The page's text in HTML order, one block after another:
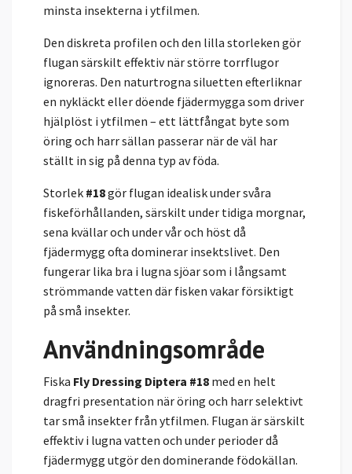
minsta insekterna i ytfilmen.
Den diskreta profilen och den lilla storleken gör
flugan särskilt effektiv när större torrflugor
ignoreras. Den naturtrogna siluetten efterliknar
en nykläckt eller döende fjädermygga som driver
hjälplöst i ytfilmen – ett lättfångat byte som
öring och harr sällan passerar när de väl har
ställt in sig på denna typ av föda.
Storlek #18gör flugan idealisk under svåra
fiskeförhållanden, särskilt under tidiga morgnar,
sena kvällar och under vår och höst då
fjädermygg ofta dominerar insektslivet. Den
fungerar lika bra i lugna sjöar som i långsamt
strömmande vatten där fisken vakar försiktigt
på små insekter.
Användningsområde
Fiska Fly Dressing Diptera #18 med en helt
dragfri presentation när öring och harr selektivt
tar små insekter från ytfilmen. Flugan är särskilt
effektiv i lugna vatten och under perioder då
fjädermygg utgör den dominerande födokällan.